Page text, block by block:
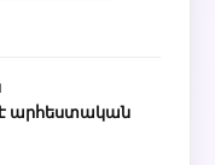
արհեստական